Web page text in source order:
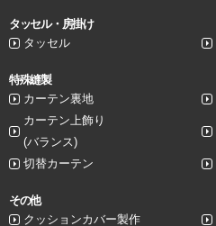
タッセル・房掛け
タッセル
特殊縫製
カーテン裏地
カーテン上飾り
(バランス)
切替カーテン
その他
クッションカバー製作